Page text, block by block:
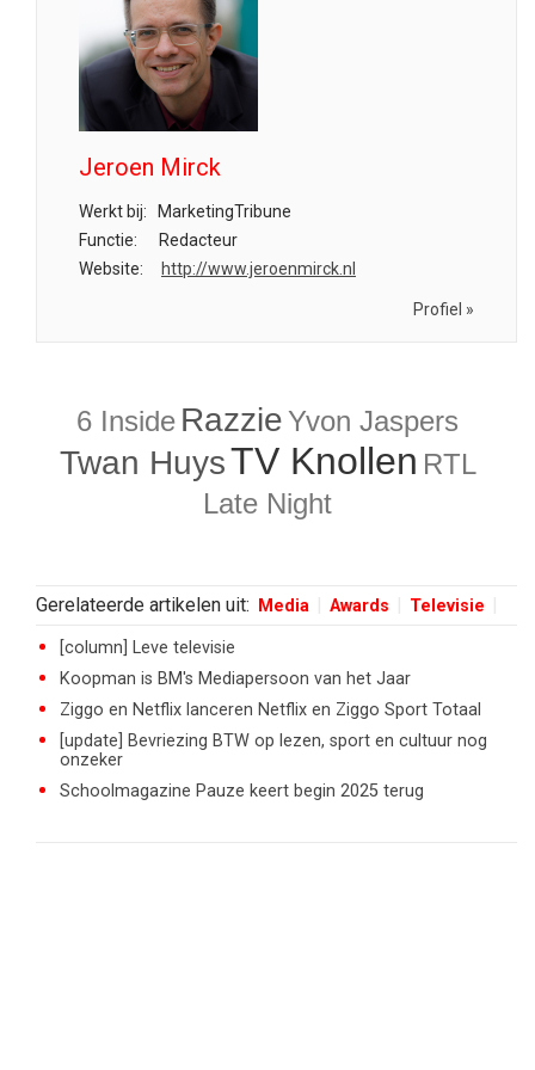
Jeroen Mirck
Werkt bij:
MarketingTribune
Functie:
Redacteur
Website:
http://www.jeroenmirck.nl
Profiel »
6 Inside RazzieYvon Jaspers
Twan HuysTV Knollen RTL
Late Night
Gerelateerde artikelen uit: Media Awards Televisie
[column] Leve televisie
Koopman is BM's Mediapersoon van het Jaar
Ziggo en Netflix lanceren Netflix en Ziggo Sport Totaal
[update] Bevriezing BTW op lezen, sport en cultuur nog
onzeker
Schoolmagazine Pauze keert begin 2025 terug